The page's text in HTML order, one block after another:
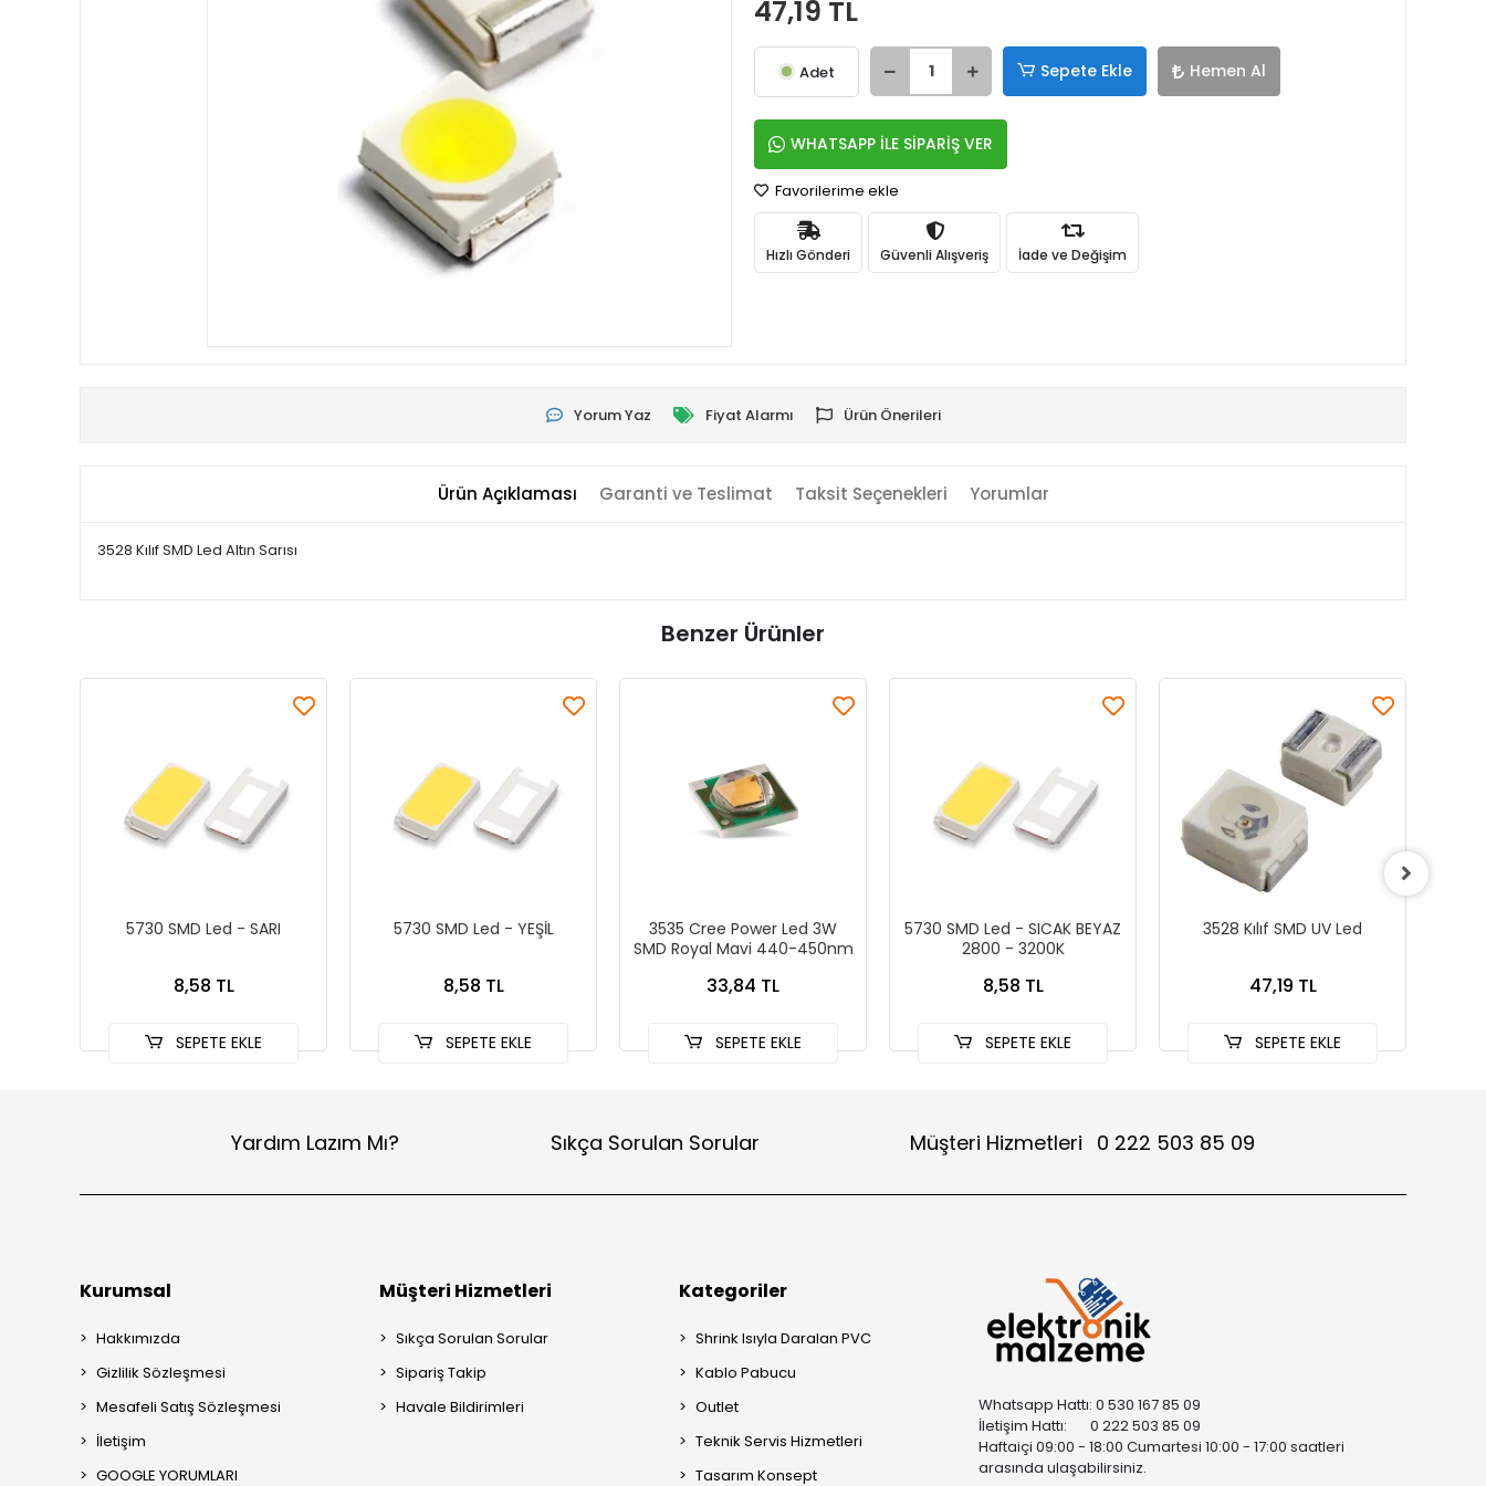
47,19 TL
Adet Sepete Ekle Hemen Al
WHATSAPP İLE SİPARİŞ VER
Favorilerime ekle
Hızlı Gönderi Güvenli Alışveriş İade ve Değişim
Yorum Yaz Fiyat Alarmı Ürün Önerileri
Ürün Açıklaması Garanti ve Teslimat Taksit Seçenekleri Yorumlar
3528 Kılıf SMD Led Altın Sarısı
Benzer Ürünler
5730 SMD Led - SARI
8,58 TL
SEPETE EKLE
5730 SMD Led - YEŞİL
8,58 TL
SEPETE EKLE
3535 Cree Power Led 3W
SMD Royal Mavi 440-450nm
33,84 TL
SEPETE EKLE
5730 SMD Led - SICAK BEYAZ
2800 - 3200K
8,58 TL
SEPETE EKLE
3528 Kılıf SMD UV Led
47,19 TL
SEPETE EKLE
Yardım Lazım Mı? Sıkça Sorulan Sorular Müşteri Hizmetleri 0 222 503 85 09
Kurumsal
Hakkımızda
Gizlilik Sözleşmesi
Mesafeli Satış Sözleşmesi
İletişim
GOOGLE YORUMLARI
Müşteri Hizmetleri
Sıkça Sorulan Sorular
Sipariş Takip
Havale Bildirimleri
Kategoriler
Shrink Isıyla Daralan PVC
Kablo Pabucu
Outlet
Teknik Servis Hizmetleri
Tasarım Konsept
Whatsapp Hattı: 0 530 167 85 09
İletişim Hattı: 0 222 503 85 09
Haftaiçi 09:00 - 18:00 Cumartesi 10:00 - 17:00 saatleri
arasında ulaşabilirsiniz.